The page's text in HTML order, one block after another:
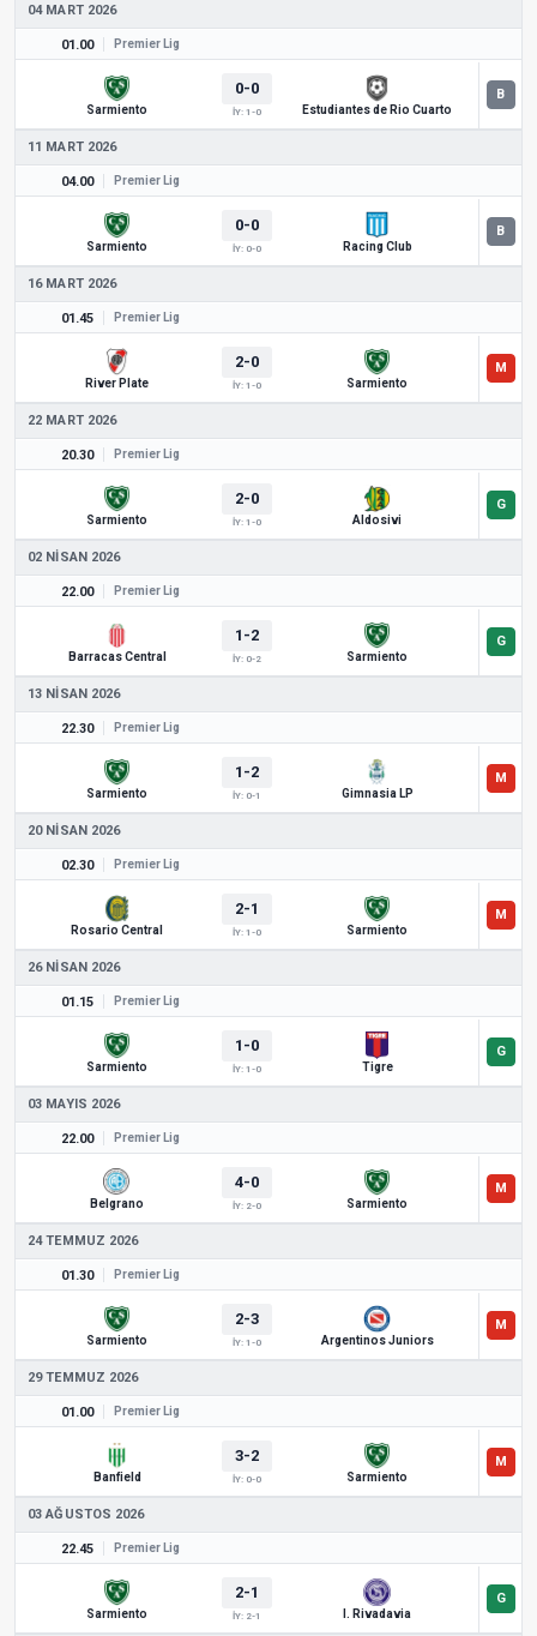
04 MART 2026
01.00 Premier Lig
Sarmiento
0-0
İY: 1-0 Estudiantes de Rio Cuarto
11 MART 2026
04.00 Premier Lig
Sarmiento
0-0
İY: 0-0 Racing Club
16 MART 2026
01.45 Premier Lig
River Plate
2-0
İY: 1-0 Sarmiento
22 MART 2026
20.30 Premier Lig
Sarmiento
2-0
İY: 1-0 Aldosivi
02 NISAN 2026
22.00 Premier Lig
Barracas Central
1-2
İY: 0-2 Sarmiento
13 NISAN 2026
22.30 Premier Lig
Sarmiento
1-2
İY: 0-1 Gimnasia LP
20 NISAN 2026
02.30 Premier Lig
Rosario Central
2-1
İY: 1-0 Sarmiento
26 NISAN 2026
01.15 Premier Lig
Sarmiento
1-0
İY: 1-0 Tigre
03 MAYIS 2026
22.00 Premier Lig
Belgrano
4-0
İY: 2-0 Sarmiento
24 TEMMUZ 2026
01.30 Premier Lig
Sarmiento
2-3
İY: 1-0 Argentinos Juniors
29 TEMMUZ 2026
01.00 Premier Lig
Banfield
3-2
İY: 0-0 Sarmiento
03 AĞUSTOS 2026
22.45 Premier Lig
Sarmiento
2-1
İY: 2-1 I. Rivadavia